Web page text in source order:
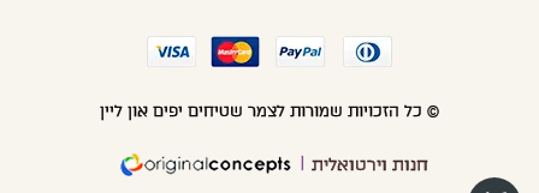
© כל הזכויות שמורות לצמר שטיחים יפים און ליין
חנות וירטואלית